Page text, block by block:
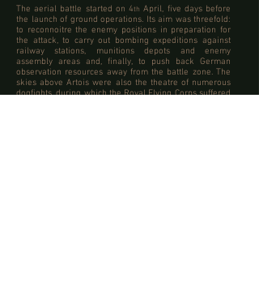
The aerial battle started on 4th April, five days before
the launch of ground operations. Its aim was threefold:
to reconnoitre the enemy positions in preparation for
the attack, to carry out bombing expeditions against
railway stations, munitions depots and enemy
assembly areas and, finally, to push back German
observation resources away from the battle zone. The
skies above Artois were also the theatre of numerous
dogfights, during which the Royal Flying Corps suffered